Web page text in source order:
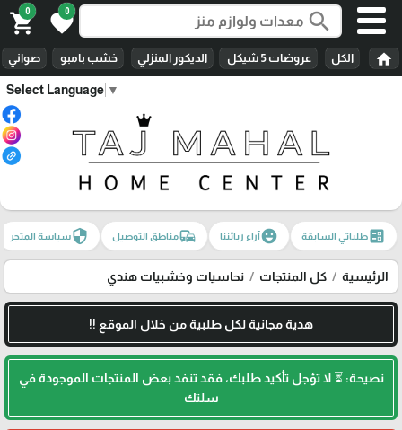
Select Language ▼
search
0
favorite
0
shopping_cart
home الكل عروضات 5 شيكل الديكور المنزلي خشب بامبو صواني
ballotطلباتي السابقة emoji_emotionsآراء زبائننا commuteمناطق التوصيل securityسياسة المتجر
الرئيسية كل المنتجات نحاسيات وخشبيات هندي
هدية مجانية لكل طلبية من خلال الموقع !!
نصيحة: ⏳ لا تؤجل تأكيد طلبك، فقد تنفد بعض المنتجات الموجودة في
سلتك